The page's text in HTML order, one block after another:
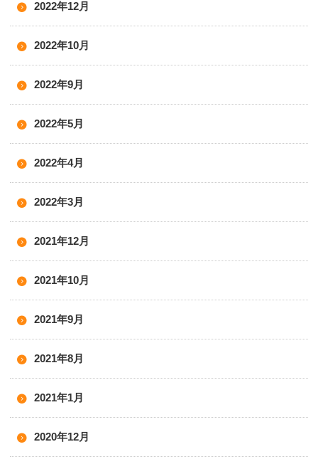
2022年12月
2022年10月
2022年9月
2022年5月
2022年4月
2022年3月
2021年12月
2021年10月
2021年9月
2021年8月
2021年1月
2020年12月